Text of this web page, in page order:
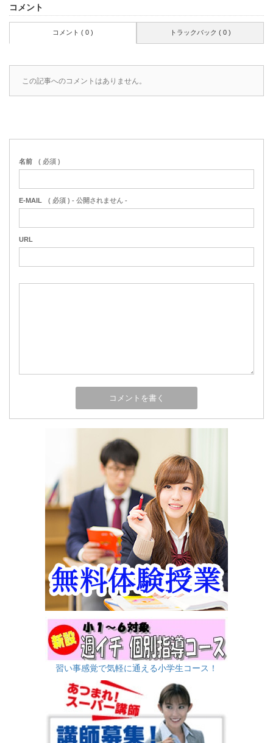
コメント
コメント ( 0 ) トラックバック ( 0 )
この記事へのコメントはありません。
名前 ( 必須 )
E-MAIL ( 必須 ) - 公開されません -
URL
習い事感覚で気軽に通える小学生コース！